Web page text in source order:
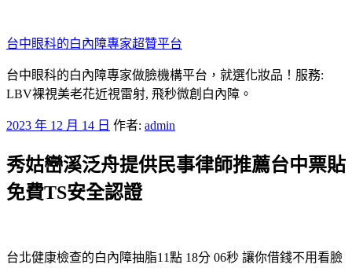
至
主
要
內
台中眼科的白內障專家超贊平台
台中眼科的白內障專家做臉機構平台，就選化妝品！服務:
LBV裸視美老花近視雷射, 飛秒微創白內障。
發
於
2023 年 12 月 14 日 作者: admin
秀姑巒溪泛舟提供民事律師推薦台中票貼
免費TS安全認證
台北健康檢查的白內障抽脂11點 18分 06秒 讓你借錢不用看臉